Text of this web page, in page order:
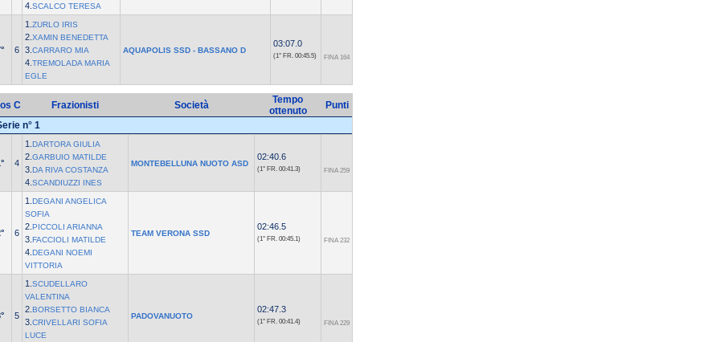
4. SCALCO TERESA
6
1. ZURLO IRIS
2. XAMIN BENEDETTA
3. CARRARO MIA
4. TREMOLADA MARIA
EGLE
AQUAPOLIS SSD - BASSANO D
03:07.0
(1° FR. 00:45.5) FINA 164
C Frazionisti Società
Tempo
ottenuto
Punti
n° 1
4
1. DARTORA GIULIA
2. GARBUIO MATILDE
3. DA RIVA COSTANZA
4. SCANDIUZZI INES
MONTEBELLUNA NUOTO ASD
02:40.6
(1° FR. 00:41.3) FINA 259
6
1. DEGANI ANGELICA
SOFIA
2. PICCOLI ARIANNA
3. FACCIOLI MATILDE
4. DEGANI NOEMI
VITTORIA
TEAM VERONA SSD
02:46.5
(1° FR. 00:45.1) FINA 232
5
1. SCUDELLARO
VALENTINA
2. BORSETTO BIANCA
3. CRIVELLARI SOFIA
LUCE
PADOVANUOTO
02:47.3
(1° FR. 00:41.4) FINA 229